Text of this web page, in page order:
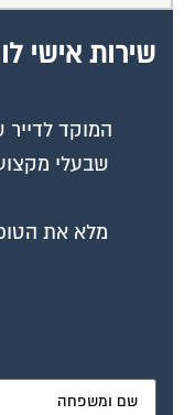
שירות אישי
המוקד
שבעלי מקצוע
מלא את